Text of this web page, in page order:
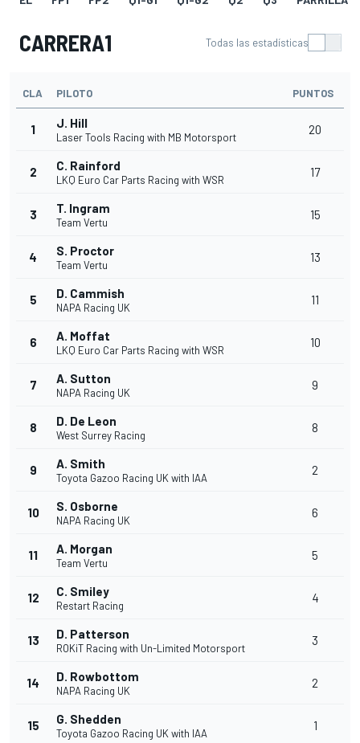
CARRERA1 Todas las estadísticas
CLA PILOTO PUNTOS
1 J. Hill
Laser Tools Racing with MB Motorsport
20
2 C. Rainford
LKQ Euro Car Parts Racing with WSR
17
3 T. Ingram
Team Vertu
15
4 S. Proctor
Team Vertu
13
5 D. Cammish
NAPA Racing UK
11
6 A. Moffat
LKQ Euro Car Parts Racing with WSR
10
7 A. Sutton
NAPA Racing UK
9
8 D. De Leon
West Surrey Racing
8
9 A. Smith
Toyota Gazoo Racing UK with IAA
2
10 S. Osborne
NAPA Racing UK
6
11 A. Morgan
Team Vertu
5
12 C. Smiley
Restart Racing
4
13 D. Patterson
ROKiT Racing with Un-Limited Motorsport
3
14 D. Rowbottom
NAPA Racing UK
2
15 G. Shedden
Toyota Gazoo Racing UK with IAA
1